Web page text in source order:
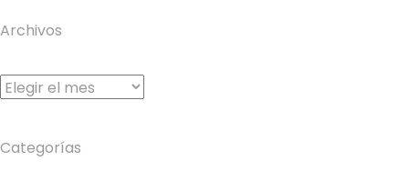
Archivos
Archivos
Categorías